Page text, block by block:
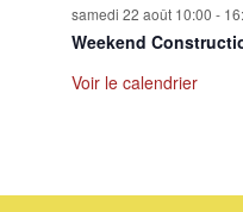
samedi 22 août 10:00 -
Weekend
Voir le calendrier